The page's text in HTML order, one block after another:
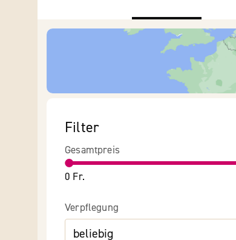
Filter
Gesamtpreis
0 Fr.
Verpflegung